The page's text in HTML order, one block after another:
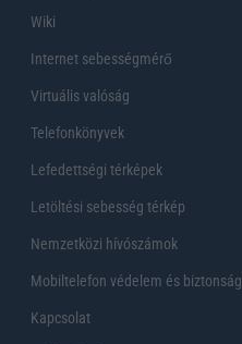
Wiki
Internet sebességmérő
Virtuális valóság
Telefonkönyvek
Lefedettségi térképek
Letöltési sebesség térkép
Nemzetközi hívószámok
Mobiltelefon védelem és biztonság
Kapcsolat